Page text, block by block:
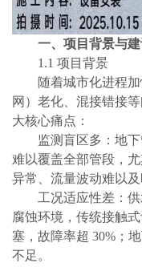
一、项目背景与
1.1 项目背景
随着城市化进程
网）老化、混接错接
大核心痛点：
监测盲区多：地
难以覆盖全部管段，
异常、流量波动难以及
工况适应性差：
腐蚀环境，传统接触
塞，故障率超 30%；
不足。